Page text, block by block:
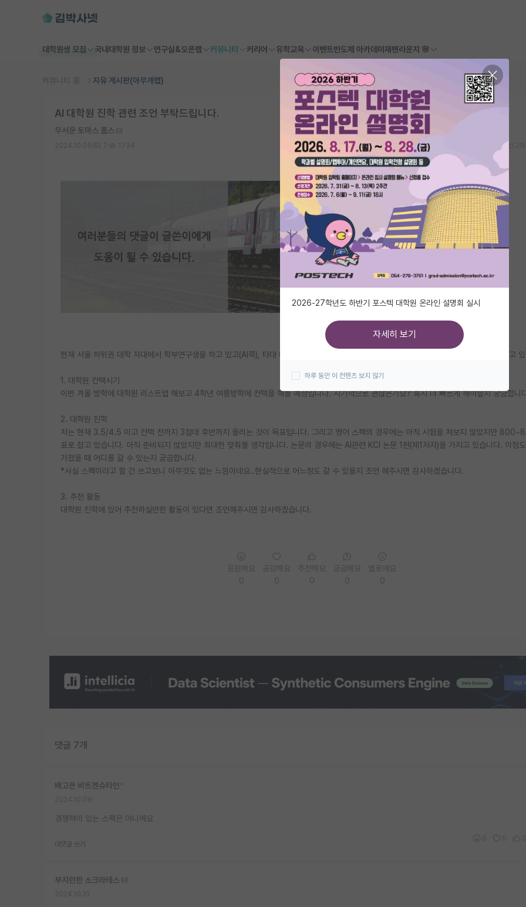
대학원생 모집 국내대학원 정보 연구실&오픈랩 커뮤니티 커리어 유학교육 이벤트반도체 아카데미 재팬라운지 🌸
커뮤니티 홈 자유 게시판(아무개랩)
AI 대학원 진학 관련 조언 부탁드립니다.
무서운 토마스 홉스
현재 서울 하위권 대학 자대에서 학부연구생을 하고 있고(AI쪽), 타대 대학원에 진학하는 것을 목표로 잡고 있습니다. 현재 3학년 2학기를 다니고
1. 대학원 컨택시기
이번 겨울 방학에 대학원 리스트업 해보고 4학년 여름방학에 컨택을 해볼 예정입니다. 시기적으로 괜찮은가요? 혹시 더 빠르게 해야할지 궁금합니
2. 대학원 진학
저는 현재 3.5/4.5 이고 컨택 전까지 3점대 후반까지 올리는 것이 목표입니다. 그리고 영어 스펙의 경우에는 아직 시험을 쳐보지 않았지만
표로 잡고 있습니다. 아직 준비되지 않았지만 최대한 맞춰볼 생각입니다. 논문의 경우에는 AI관련 KCI 논문 1편(제1저자)을 가지고 있습니다. 이정
가졌을 때 어디를 갈 수 있는지 궁금합니다.
*사실 스펙이라고 할 건 쓰고보니 아무것도 없는 느낌이네요..현실적으로 어느정도 갈 수 있을지 조언 해주시면 감사하겠습니다.
3. 추천 활동
대학원 진학에 있어 추천하실만한 활동이 있다면 조언해주시면 감사하겠습니다.
댓글 7개
배고픈 비트겐슈타인
경쟁력이 있는 스펙은 아니에요
대댓글 쓰기
부지런한 소크라테스
2026-27학년도 하반기 포스텍 대학원 온라인 설명회 실시
자세히 보기
하루 동안 이 컨텐츠 보지 않기